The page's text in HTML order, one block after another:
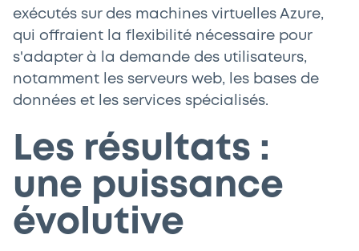
exécutés sur des machines virtuelles Azure,
qui offraient la flexibilité nécessaire pour
s'adapter à la demande des utilisateurs,
notamment les serveurs web, les bases de
données et les services spécialisés.
Les résultats :
une puissance
évolutive